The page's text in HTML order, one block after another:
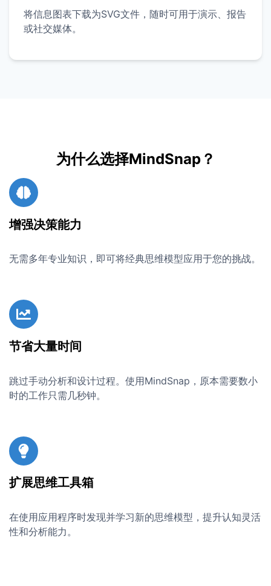
将信息图表下载为SVG文件，随时可用于演示、报告
或社交媒体。
为什么选择MindSnap？
增强决策能力
无需多年专业知识，即可将经典思维模型应用于您的挑战。
节省大量时间
跳过手动分析和设计过程。使用MindSnap，原本需要数小
时的工作只需几秒钟。
扩展思维工具箱
在使用应用程序时发现并学习新的思维模型，提升认知灵活
性和分析能力。